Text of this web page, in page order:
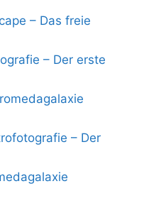
– Das freie
– Der erste
– Der